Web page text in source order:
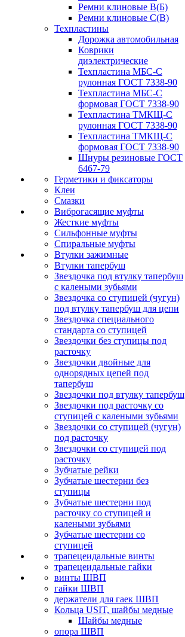
Ремни клиновые В(Б)
Ремни клиновые С(В)
Техпластины
Дорожка автомобильная
Коврики
диэлектрические
Техпластина МБС-С
рулонная ГОСТ 7338-90
Техпластина МБС-С
формовая ГОСТ 7338-90
Техпластина ТМКЩ-С
рулонная ГОСТ 7338-90
Техпластина ТМКЩ-С
формовая ГОСТ 7338-90
Шнуры резиновые ГОСТ
6467-79
Герметики и фиксаторы
Клеи
Смазки
Виброгасящие муфты
Жесткие муфты
Сильфонные муфты
Спиральные муфты
Втулки зажимные
Втулки тапербуш
Звездочка под втулку тапербуш
c калеными зубьями
Звездочка со ступицей (чугун)
под втулку тапербуш для цепи
Звездочка специального
стандарта со ступицей
Звездочки без ступицы под
расточку
Звездочки двойные для
однорядных цепей под
тапербуш
Звездочки под втулку тапербуш
Звездочки под расточку со
ступицей с калеными зубьями
Звездочки со ступицей (чугун)
под расточку
Звездочки со ступицей под
расточку
Зубчатые рейки
Зубчатые шестерни без
ступицы
Зубчатые шестерни под
расточку со ступицей и
калеными зубьями
Зубчатые шестерни со
ступицей
трапецеидальные винты
трапецеидальные гайки
винты ШВП
гайки ШВП
держатели для гаек ШВП
Кольца USIT, шайбы медные
Шайбы медные
опора ШВП